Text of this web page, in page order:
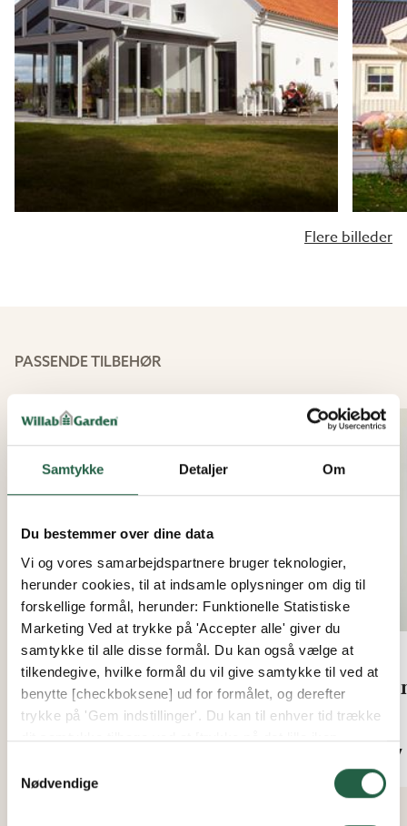
Samtykke Detaljer Om
Du bestemmer over dine data
Vi og vores samarbejdspartnere bruger teknologier,
herunder cookies, til at indsamle oplysninger om dig til
forskellige formål, herunder: Funktionelle Statistiske
Marketing Ved at trykke på 'Accepter alle' giver du
samtykke til alle disse formål. Du kan også vælge at
tilkendegive, hvilke formål du vil give samtykke til ved at
benytte [checkboksene] ud for formålet, og derefter
trykke på 'Gem indstillinger'. Du kan til enhver tid trække
dit samtykke tilbage ved at [trykke på det lille ikon
mere om vores brug af cookies og andre teknologier,
Nødvendige
Flere billeder
PASSENDE TILBEHØR
Vertikalmarkise Zip Screen